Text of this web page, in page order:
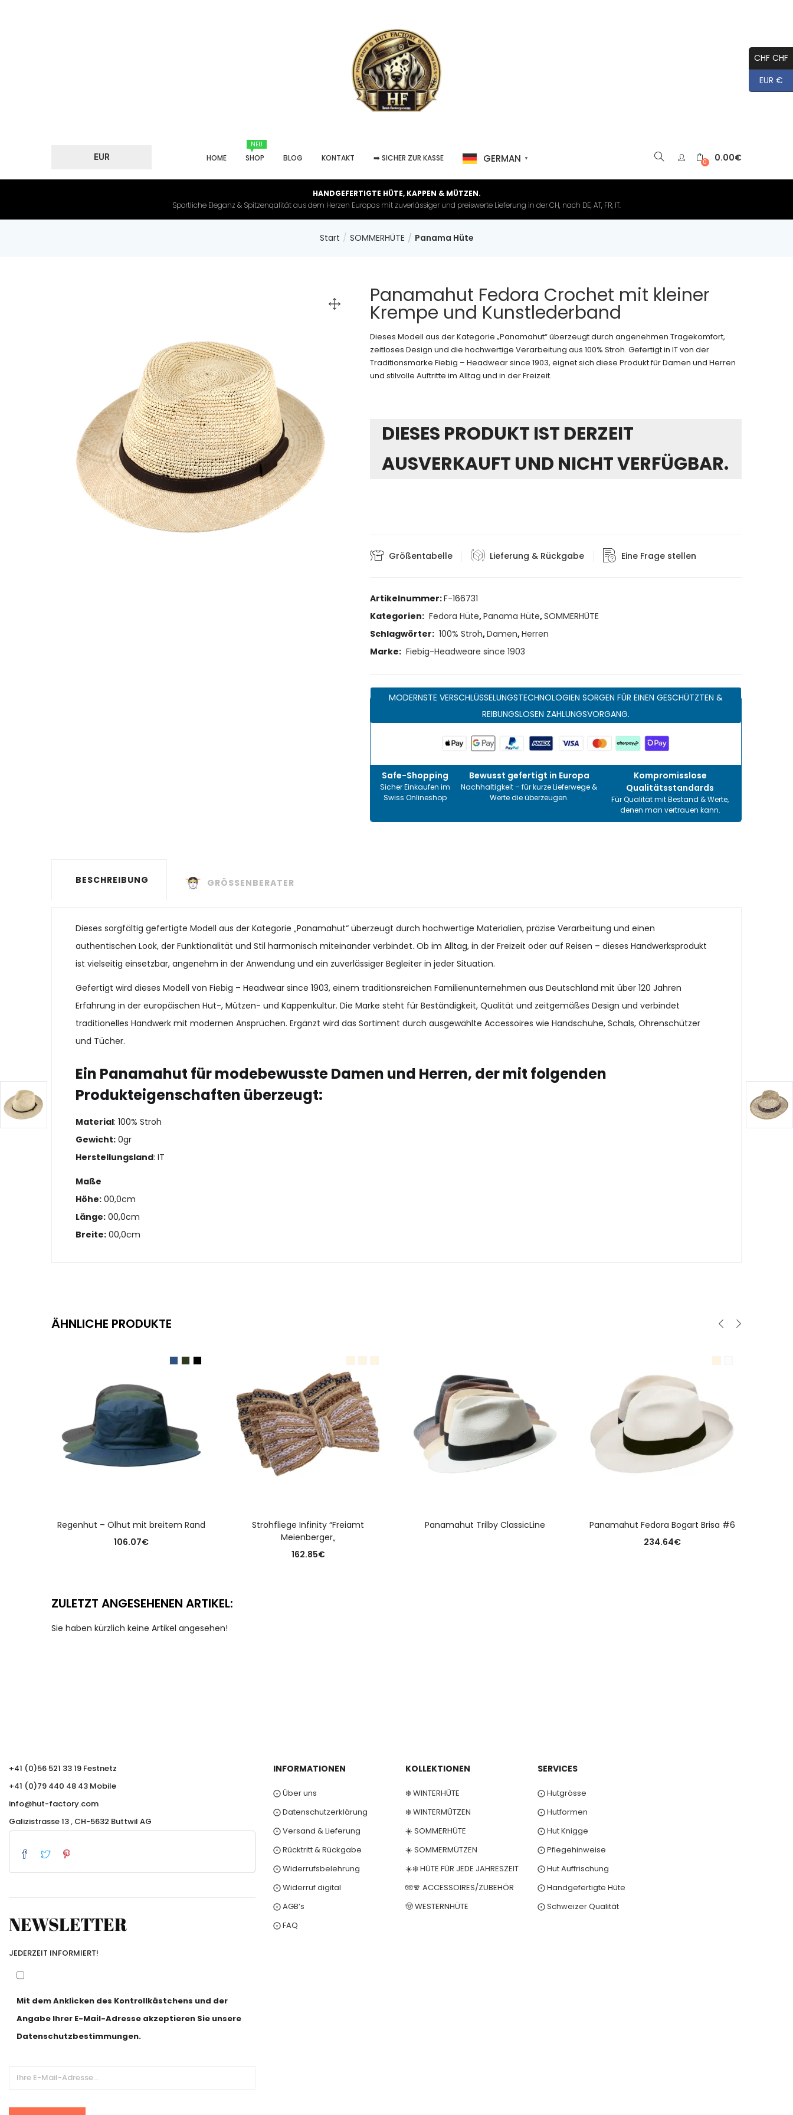
EUR HOME
NEU
SHOP BLOG KONTAKT ➡️ SICHER ZUR KASSE GERMAN ▼ 0 0.00€
HANDGEFERTIGTE HÜTE, KAPPEN & MÜTZEN.
Sportliche Eleganz & Spitzenqalität aus dem Herzen Europas mit zuverlässiger und preiswerte Lieferung in der CH, nach DE, AT, FR, IT.
Start SOMMERHÜTE Panama Hüte
Panamahut Fedora Crochet mit kleiner
Krempe und Kunstlederband
Dieses Modell aus der Kategorie „Panamahut“ überzeugt durch angenehmen Tragekomfort,
zeitloses Design und die hochwertige Verarbeitung aus 100% Stroh. Gefertigt in IT von der
Traditionsmarke Fiebig – Headwear since 1903, eignet sich diese Produkt für Damen und Herren
und stilvolle Auftritte im Alltag und in der Freizeit.
DIESES PRODUKT IST DERZEIT
AUSVERKAUFT UND NICHT VERFÜGBAR.
Größentabelle Lieferung & Rückgabe Eine Frage stellen
Artikelnummer:F-166731
Kategorien: Fedora Hüte,Panama Hüte,SOMMERHÜTE
Schlagwörter: 100% Stroh,Damen,Herren
Marke: Fiebig-Headweare since 1903
MODERNSTE VERSCHLÜSSELUNGSTECHNOLOGIEN SORGEN FÜR EINEN GESCHÜTZTEN &
REIBUNGSLOSEN ZAHLUNGSVORGANG.
Safe-Shopping
Sicher Einkaufen im
Swiss Onlineshop
Bewusst gefertigt in Europa
Nachhaltigkeit – für kurze Lieferwege &
Werte die überzeugen.
Kompromisslose
Qualitätsstandards
Für Qualität mit Bestand & Werte,
denen man vertrauen kann.
BESCHREIBUNG GRÖSSENBERATER
Dieses sorgfältig gefertigte Modell aus der Kategorie „Panamahut“ überzeugt durch hochwertige Materialien, präzise Verarbeitung und einen
authentischen Look, der Funktionalität und Stil harmonisch miteinander verbindet. Ob im Alltag, in der Freizeit oder auf Reisen – dieses Handwerksprodukt
ist vielseitig einsetzbar, angenehm in der Anwendung und ein zuverlässiger Begleiter in jeder Situation.
Gefertigt wird dieses Modell von Fiebig – Headwear since 1903, einem traditionsreichen Familienunternehmen aus Deutschland mit über 120 Jahren
Erfahrung in der europäischen Hut-, Mützen- und Kappenkultur. Die Marke steht für Beständigkeit, Qualität und zeitgemäßes Design und verbindet
traditionelles Handwerk mit modernen Ansprüchen. Ergänzt wird das Sortiment durch ausgewählte Accessoires wie Handschuhe, Schals, Ohrenschützer
und Tücher.
Ein Panamahut für modebewusste Damen und Herren, der mit folgenden
Produkteigenschaften überzeugt:
Material: 100% Stroh
Gewicht: 0gr
Herstellungsland: IT
Maße
Höhe: 00,0cm
Länge: 00,0cm
Breite: 00,0cm
ÄHNLICHE PRODUKTE
Regenhut – Ölhut mit breitem Rand
106.07€
Strohfliege Infinity “Freiamt
Meienberger„
162.85€
Panamahut Trilby ClassicLine
Panamahut Fedora Bogart Brisa #6
234.64€
ZULETZT ANGESEHENEN ARTIKEL:
Sie haben kürzlich keine Artikel angesehen!
+41 (0)56 521 33 19 Festnetz
+41 (0)79 440 48 43 Mobile
info@hut-factory.com
Galizistrasse 13 , CH-5632 Buttwil AG
NEWSLETTER
JEDERZEIT INFORMIERT!
Mit dem Anklicken des Kontrollkästchens und der
Angabe Ihrer E-Mail-Adresse akzeptieren Sie unsere
Datenschutzbestimmungen.
INFORMATIONEN
⨀ Über uns
⨀ Datenschutzerklärung
⨀ Versand & Lieferung
⨀ Rücktritt & Rückgabe
⨀ Widerrufsbelehrung
⨀ Widerruf digital
⨀ AGB’s
⨀ FAQ
KOLLEKTIONEN
❄️ WINTERHÜTE
❄️ WINTERMÜTZEN
☀️ SOMMERHÜTE
☀️ SOMMERMÜTZEN
☀️❄️ HÜTE FÜR JEDE JAHRESZEIT
🧤🧣 ACCESSOIRES/ZUBEHÖR
🤠 WESTERNHÜTE
SERVICES
⨀ Hutgrösse
⨀ Hutformen
⨀ Hut Knigge
⨀ Pflegehinweise
⨀ Hut Auffrischung
⨀ Handgefertigte Hüte
⨀ Schweizer Qualität
CHF CHF
EUR €